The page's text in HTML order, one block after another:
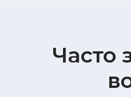
Часто